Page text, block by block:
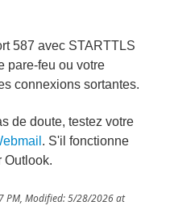
587 avec STARTTLS
pare-feu ou votre
connexions sortantes.
de doute, testez votre
. S'il fonctionne
Outlook.
PM Modified: 5/28/2026 at